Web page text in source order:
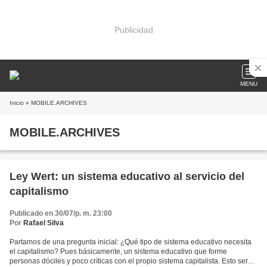
Publicidad
MENU
Inicio » MOBILE.ARCHIVES
MOBILE.ARCHIVES
Ley Wert: un sistema educativo al servicio del
capitalismo
Publicado en 30/07/p. m. 23:00
Por Rafael Silva
Partamos de una pregunta inicial: ¿Qué tipo de sistema educativo necesita
el capitalismo? Pues básicamente, un sistema educativo que forme
personas dóciles y poco críticas con el propio sistema capitalista. Esto será